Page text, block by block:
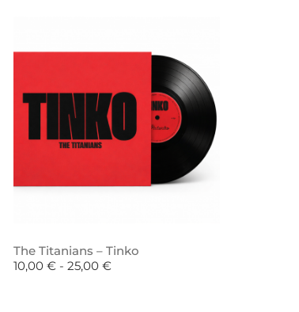
The Titanians – Tinko
10,00 € - 25,00 €